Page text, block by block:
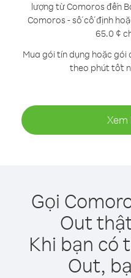
lượng từ Comoros đến
Comoros - số cố định
65.0 ¢
Mua gói tín dụng hoặc gói
theo phút tốt
Xem
Gọi
Out
Khi bạn có
Out,